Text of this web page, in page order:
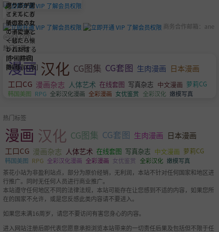
商务合作邮箱： ane
@usa.com
热门标签
漫画 汉化 CG图集 CG套图 生肉漫画 日本漫画
工口CG 漫画杂志 人体艺术 在线套图 写真杂志 中文漫画 萝莉CG
韩国美图 RPG 全彩汉化漫画 全彩漫画 女优鉴赏 全彩汉化 嫩模写真
热门标签
漫画 汉化 CG图集 CG套图 生肉漫画 日本漫画
工口CG 漫画杂志 人体艺术 在线套图 写真杂志 中文漫画 萝莉CG
韩国美图 RPG 全彩汉化漫画 全彩漫画 女优鉴赏 全彩汉化 嫩模写真
茶花小站为非盈利站点，部分为原价经销，无利润，本站不针对任何国家和地区进
行推广。同时无任何人员进行商业推广。
本站遵守任何地区不同的法律法规，本站可能存在让您感到不适的内容，如果您所
在的国家不允许，或是您反感此类内容请不要进入。
如果您未满16周岁，请您不要访问有害您身心的内容。
进入网站注册后即代表您愿意承担浏览本站带来的一切责任后果及包括但不限于任